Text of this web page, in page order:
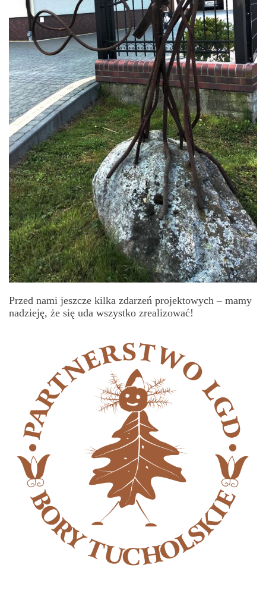
Przed nami jeszcze kilka zdarzeń projektowych – mamy
nadzieję, że się uda wszystko zrealizować!